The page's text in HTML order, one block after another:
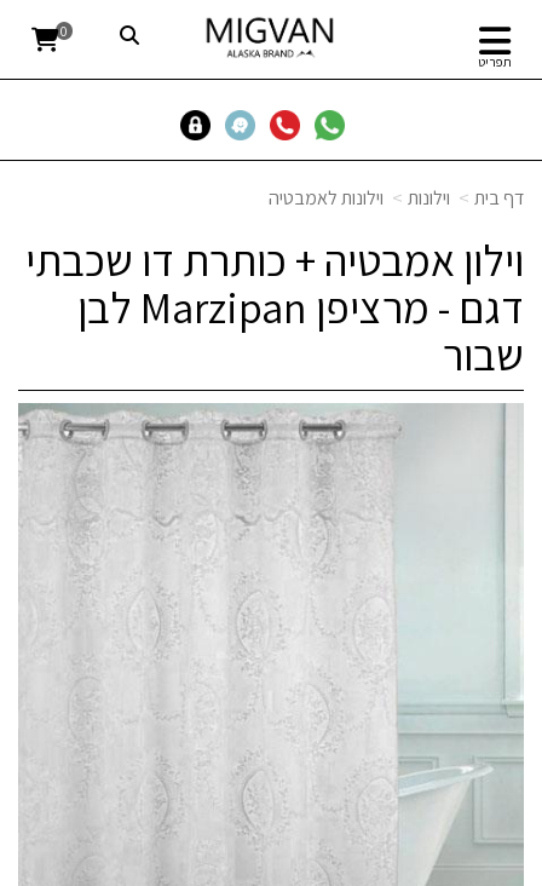
תפריט
0
דף בית וילונות וילונות לאמבטיה
וילון אמבטיה + כותרת דו שכבתי
דגם - מרציפן Marzipan לבן
שבור